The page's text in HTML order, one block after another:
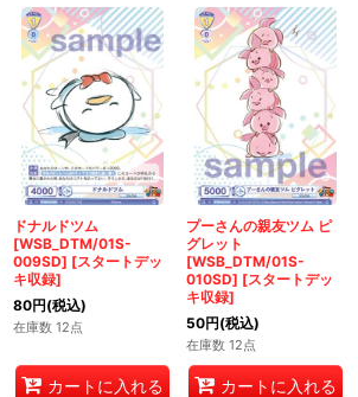
ドナルドツム
[WSB_DTM/01S-
009SD] [スタートデッ
キ収録]
80円(税込)
在庫数 12点
カートに入れる
プーさんの親友ツム ピ
グレット
[WSB_DTM/01S-
010SD] [スタートデッ
キ収録]
50円(税込)
在庫数 12点
カートに入れる